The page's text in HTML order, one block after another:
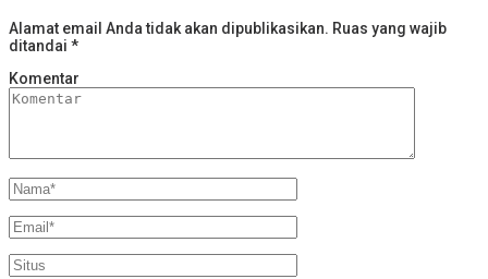
Alamat email Anda tidak akan dipublikasikan. Ruas yang wajib
ditandai *
Komentar